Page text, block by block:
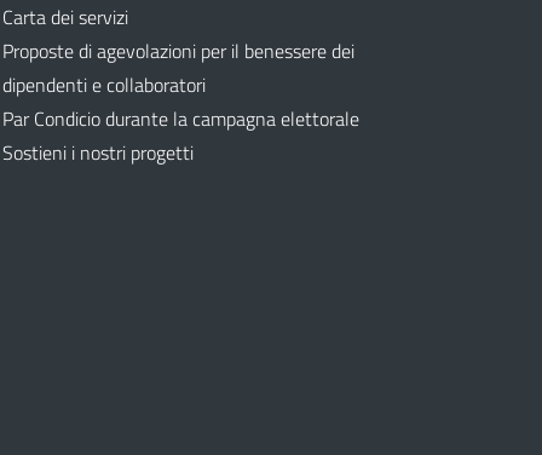
Carta dei servizi
Proposte di agevolazioni per il benessere dei
dipendenti e collaboratori
Par Condicio durante la campagna elettorale
Sostieni i nostri progetti